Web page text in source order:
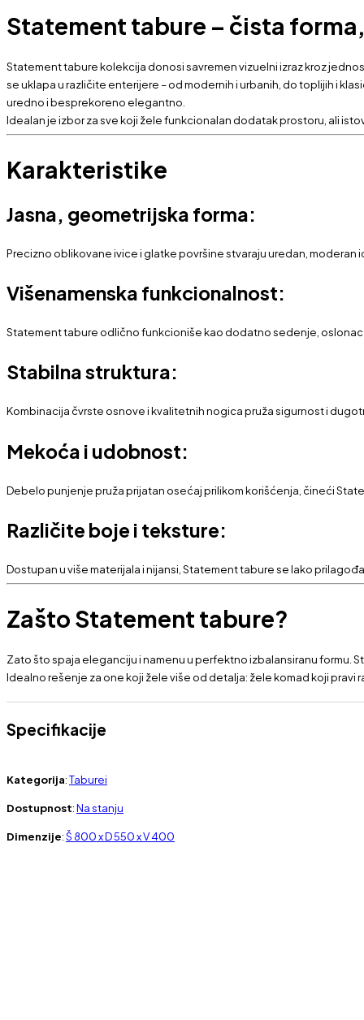
Statement tabure – čista
Statement tabure kolekcija donosi savremen vizuelni izraz kroz
se uklapa u različite enterijere – od modernih i urbanih, do toplijih i
uredno i besprekoreno elegantno.
Idealan je izbor za sve koji žele funkcionalan dodatak prostoru, ali
Karakteristike
Jasna, geometrijska forma:
Precizno oblikovane ivice i glatke površine stvaraju uredan,
Višenamenska funkcionalnost:
Statement tabure odlično funkcioniše kao dodatno sedenje,
Stabilna struktura:
Kombinacija čvrste osnove i kvalitetnih nogica pruža sigurnost i
Mekoća i udobnost:
Debelo punjenje pruža prijatan osećaj prilikom korišćenja, čineći
Različite boje i teksture:
Dostupan u više materijala i nijansi, Statement tabure se lako
Zašto Statement tabure?
Zato što spaja eleganciju i namenu u perfektno izbalansiranu
Idealno rešenje za one koji žele više od detalja: žele komad koji pravi
Specifikacije
Kategorija:Taburei
Dostupnost:Na stanju
Dimenzije:Š 800 x D 550 x V 400